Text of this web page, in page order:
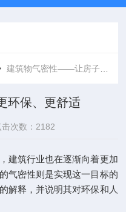
建筑物气密性——让房子更环保、更舒适
保、更舒适
击次数：2182
筑行业也在逐渐向着更加
气密性则是实现这一目标的
解释，并说明其对环保和人